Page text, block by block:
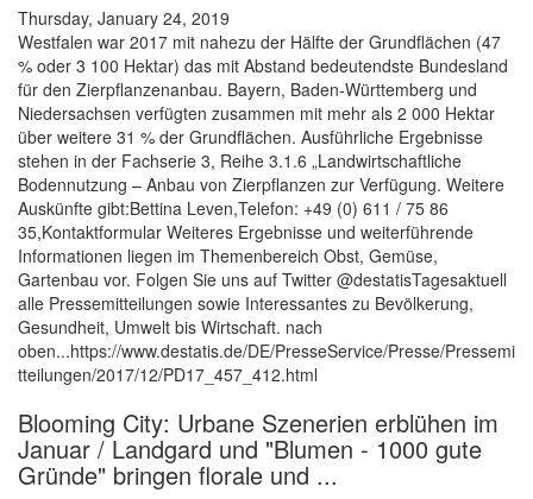
Thursday, January 24, 2019
Westfalen war 2017 mit nahezu der Hälfte der Grundflächen (47
% oder 3 100 Hektar) das mit Abstand bedeutendste Bundesland
für den Zierpflanzenanbau. Bayern, Baden-Württemberg und
Niedersachsen verfügten zusammen mit mehr als 2 000 Hektar
über weitere 31 % der Grundflächen. Ausführliche Ergebnisse
stehen in der Fachserie 3, Reihe 3.1.6 „Landwirtschaftliche
Bodennutzung – Anbau von Zierpflanzen zur Verfügung. Weitere
Auskünfte gibt:Bettina Leven,Telefon: +49 (0) 611 / 75 86
35,Kontaktformular Weiteres Ergebnisse und weiterführende
Informationen liegen im Themenbereich Obst, Gemüse,
Gartenbau vor. Folgen Sie uns auf Twitter @destatisTagesaktuell
alle Pressemitteilungen sowie Interessantes zu Bevölkerung,
Gesundheit, Umwelt bis Wirtschaft. nach
oben...https://www.destatis.de/DE/PresseService/Presse/Pressemi
tteilungen/2017/12/PD17_457_412.html
Blooming City: Urbane Szenerien erblühen im
Januar / Landgard und "Blumen - 1000 gute
Gründe" bringen florale und ...